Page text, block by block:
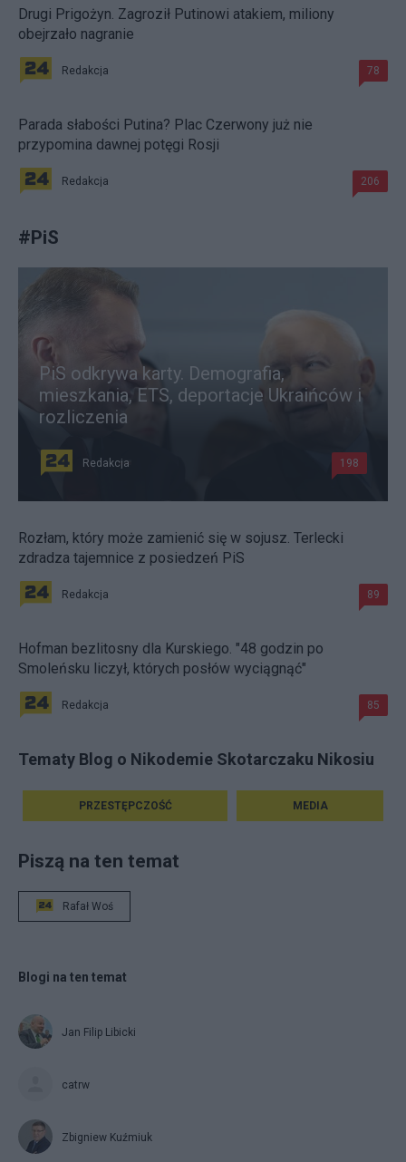
Drugi Prigożyn. Zagroził Putinowi atakiem, miliony
obejrzało nagranie
Redakcja 78
Parada słabości Putina? Plac Czerwony już nie
przypomina dawnej potęgi Rosji
Redakcja 206
#PiS
PiS odkrywa karty. Demografia,
mieszkania, ETS, deportacje Ukraińców i
rozliczenia
Redakcja 198
Rozłam, który może zamienić się w sojusz. Terlecki
zdradza tajemnice z posiedzeń PiS
Redakcja 89
Hofman bezlitosny dla Kurskiego. "48 godzin po
Smoleńsku liczył, których posłów wyciągnąć"
Redakcja 85
Tematy Blog o Nikodemie Skotarczaku Nikosiu
PRZESTĘPCZOŚĆ MEDIA
Piszą na ten temat
Rafał Woś
Blogi na ten temat
Jan Filip Libicki
catrw
Zbigniew Kuźmiuk